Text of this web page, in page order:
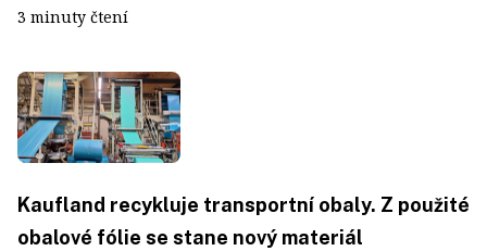
3 minuty čtení
Kaufland recykluje transportní obaly. Z použité
obalové fólie se stane nový materiál